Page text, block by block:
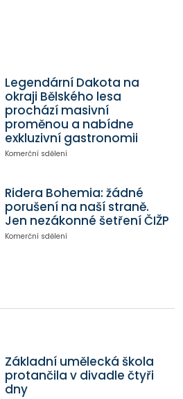
Legendární Dakota na
okraji Bělského lesa
prochází masivní
proměnou a nabídne
exkluzivní gastronomii
Komerční sdělení
Ridera Bohemia: žádné
porušení na naší straně.
Jen nezákonné šetření ČIŽP
Komerční sdělení
Základní umělecká škola
protančila v divadle čtyři
dny